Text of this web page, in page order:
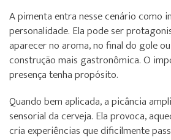
A pimenta entra nesse cenário como
personalidade. Ela pode ser
aparecer no aroma, no final do gole
construção mais gastronômica. O
presença tenha propósito.
Quando bem aplicada, a picância
sensorial da cerveja. Ela provoca,
cria experiências que dificilmente